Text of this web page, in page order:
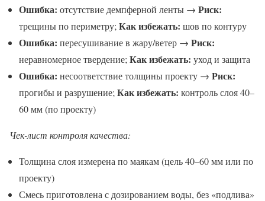
Ошибка: отсутствие демпферной ленты → Риск:
трещины по периметру; Как избежать: шов по контуру
Ошибка: пересушивание в жару/ветер → Риск:
неравномерное твердение; Как избежать: уход и защита
Ошибка: несоответствие толщины проекту → Риск:
прогибы и разрушение; Как избежать: контроль слоя 40–
60 мм (по проекту)
Чек-лист контроля качества:
Толщина слоя измерена по маякам (цель 40–60 мм или по
проекту)
Смесь приготовлена с дозированием воды, без «подлива»